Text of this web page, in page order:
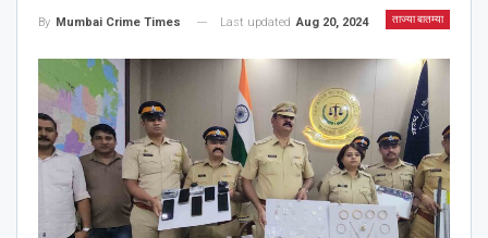
ताज्या बातम्या
By Mumbai Crime Times Last updated Aug 20, 2024